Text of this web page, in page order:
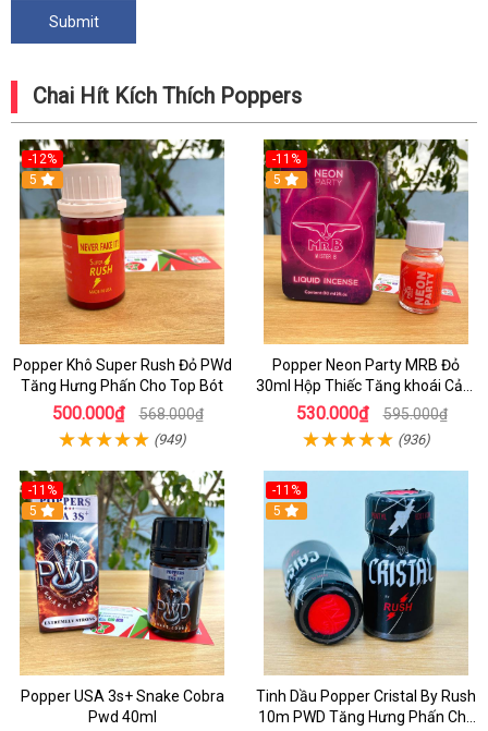
Chai Hít Kích Thích Poppers
-12%
5
Popper Khô Super Rush Đỏ PWd
Tăng Hưng Phấn Cho Top Bót
500.000₫ 568.000₫
(949)
-11%
5
Popper Neon Party MRB Đỏ
30ml Hộp Thiếc Tăng khoái Cảm
Mạnh Cho Top Bot
530.000₫ 595.000₫
(936)
-11%
5
Popper USA 3s+ Snake Cobra
Pwd 40ml
-11%
5
Tinh Dầu Popper Cristal By Rush
10m PWD Tăng Hưng Phấn Cho